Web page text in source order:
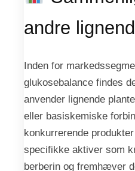
andre
Inden for
glukosebalance findes
anvender lignende
eller basiskemiske
konkurrerende
specifikke aktiver som
berberin og fremhæver